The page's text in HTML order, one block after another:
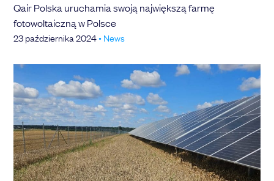
Qair Polska uruchamia swoją największą farmę
fotowoltaiczną w Polsce
23 października 2024• News